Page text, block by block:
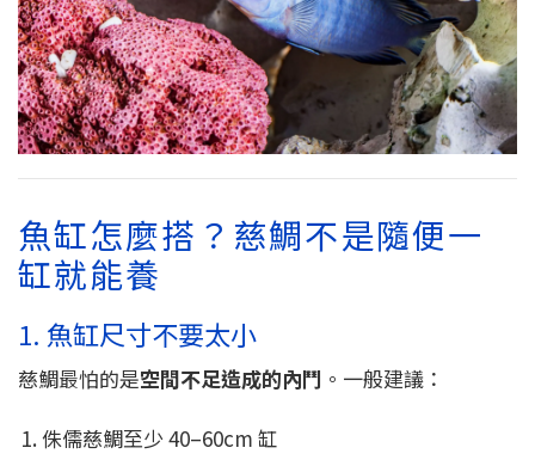
魚缸怎麼搭？慈鯛不是隨便一
缸就能養
1. 魚缸尺寸不要太小
慈鯛最怕的是空間不足造成的內鬥 。一般建議：
侏儒慈鯛至少 40–60cm 缸